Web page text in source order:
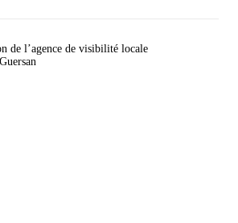
de l’agence de visibilité locale